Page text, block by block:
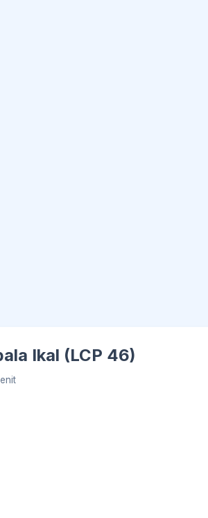
Ikal (LCP 46)